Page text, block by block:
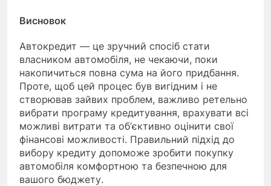
Висновок
Автокредит — це зручний спосіб стати
власником автомобіля, не чекаючи, поки
накопичиться повна сума на його придбання.
Проте, щоб цей процес був вигідним і не
створював зайвих проблем, важливо ретельно
вибрати програму кредитування, врахувати всі
можливі витрати та об’єктивно оцінити свої
фінансові можливості. Правильний підхід до
вибору кредиту допоможе зробити покупку
автомобіля комфортною та безпечною для
вашого бюджету.